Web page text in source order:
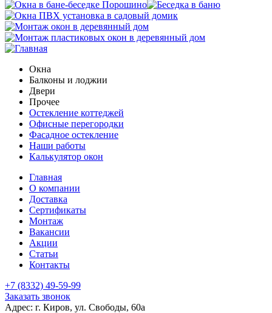
Окна
Балконы и лоджии
Двери
Прочее
Остекление коттеджей
Офисные перегородки
Фасадное остекление
Наши работы
Калькулятор окон
Главная
О компании
Доставка
Сертификаты
Монтаж
Вакансии
Акции
Статьи
Контакты
+7 (8332) 49-59-99
Заказать звонок
Адрес: г. Киров, ул. Свободы, 60а